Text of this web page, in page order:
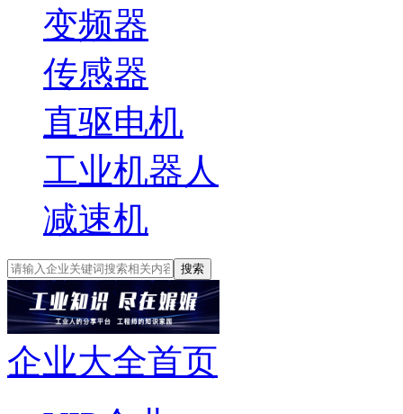
变频器
传感器
直驱电机
工业机器人
减速机
搜索
企业大全首页